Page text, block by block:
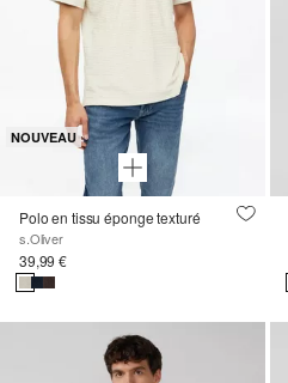
NOUVEAU
Polo en tissu éponge texturé
s.Oliver
39,99 €